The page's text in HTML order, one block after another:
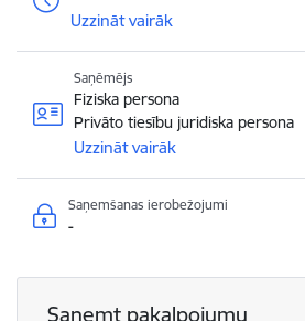
Uzzināt vairāk
Saņēmējs
Fiziska persona
Privāto tiesību juridiska persona
Uzzināt vairāk
Saņemšanas ierobežojumi
-
Saņemt pakalpojumu